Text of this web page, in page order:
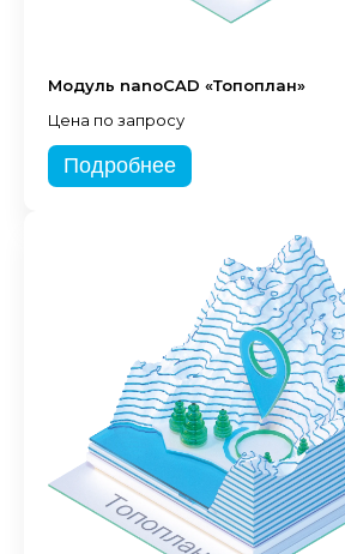
Модуль nanoCAD «Топоплан»
Цена по запросу
Подробнее